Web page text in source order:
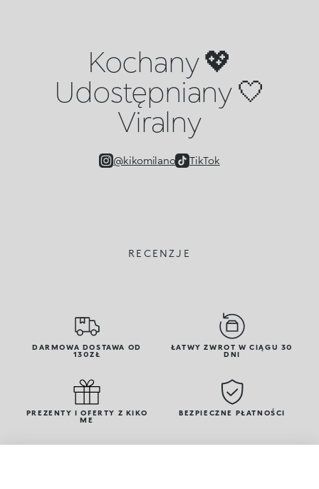
Kochany 💖
Udostępniany 🤍
Viralny
@kikomilano TikTok
RECENZJE
DARMOWA DOSTAWA OD
130ZŁ
ŁATWY ZWROT W CIĄGU 30
DNI
PREZENTY I OFERTY Z KIKO
ME
BEZPIECZNE PŁATNOŚCI